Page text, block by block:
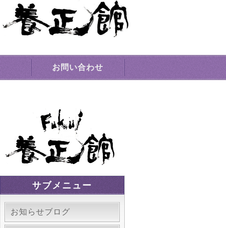
｜敦賀市
お問い合わせ
サブメニュー
お知らせブログ